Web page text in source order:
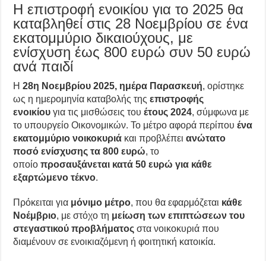
Η επιστροφή ενοικίου για το 2025 θα
καταβληθεί στις 28 Νοεμβρίου σε ένα
εκατομμύριο δικαιούχους, με
ενίσχυση έως 800 ευρώ συν 50 ευρώ
ανά παιδί
Η28η Νοεμβρίου 2025, ημέρα Παρασκευή, ορίστηκε
ως η ημερομηνία καταβολής τηςεπιστροφής
ενοικίου για τις μισθώσεις τουέτους 2024, σύμφωνα με
το υπουργείο Οικονομικών. Το μέτρο αφορά περίπουένα
εκατομμύριο νοικοκυριά και προβλέπειανώτατο
ποσό ενίσχυσης τα 800 ευρώ, το
οποίοπροσαυξάνεται κατά 50 ευρώ για κάθε
εξαρτώμενο τέκνο.
Πρόκειται για μόνιμο μέτρο, που θα εφαρμόζεται κάθε
Νοέμβριο, με στόχο τη μείωση των επιπτώσεων του
στεγαστικού προβλήματος στα νοικοκυριά που
διαμένουν σε ενοικιαζόμενη ή φοιτητική κατοικία.